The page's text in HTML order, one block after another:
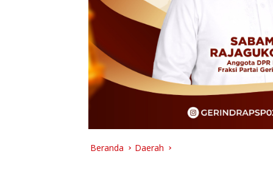
Beranda Daerah